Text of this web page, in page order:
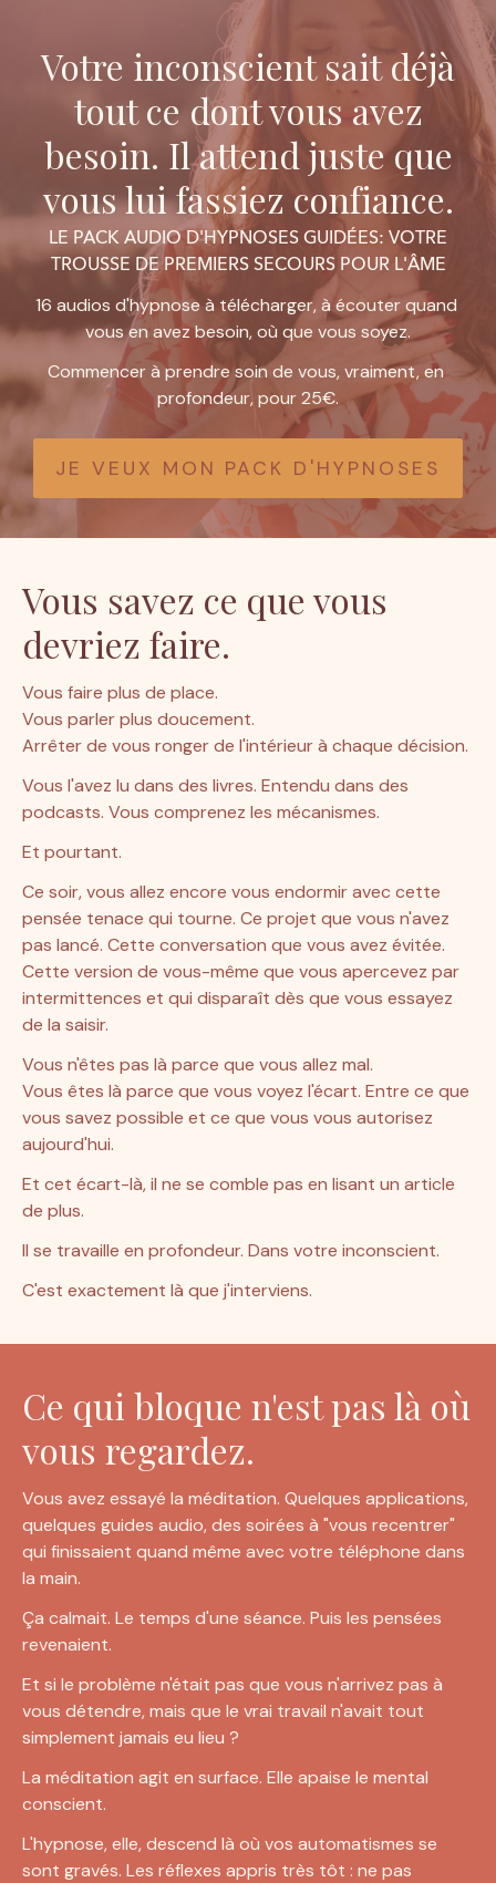
Votre inconscient sait déjà
tout ce dont vous avez
besoin. Il attend juste que
vous lui fassiez confiance.
LE PACK AUDIO D'HYPNOSES GUIDÉES: VOTRE
TROUSSE DE PREMIERS SECOURS POUR L'ÂME
16 audios d'hypnose à télécharger, à écouter quand
vous en avez besoin, où que vous soyez.
Commencer à prendre soin de vous, vraiment, en
profondeur, pour 25€.
JE VEUX MON PACK D'HYPNOSES
Vous savez ce que vous
devriez faire.
Vous faire plus de place.
Vous parler plus doucement.
Arrêter de vous ronger de l'intérieur à chaque décision.
Vous l'avez lu dans des livres. Entendu dans des
podcasts. Vous comprenez les mécanismes.
Et pourtant.
Ce soir, vous allez encore vous endormir avec cette
pensée tenace qui tourne. Ce projet que vous n'avez
pas lancé. Cette conversation que vous avez évitée.
Cette version de vous-même que vous apercevez par
intermittences et qui disparaît dès que vous essayez
de la saisir.
Vous n'êtes pas là parce que vous allez mal.
Vous êtes là parce que vous voyez l'écart. Entre ce que
vous savez possible et ce que vous vous autorisez
aujourd'hui.
Et cet écart-là, il ne se comble pas en lisant un article
de plus.
Il se travaille en profondeur. Dans votre inconscient.
C'est exactement là que j'interviens.
Ce qui bloque n'est pas là où
vous regardez.
Vous avez essayé la méditation. Quelques applications,
quelques guides audio, des soirées à "vous recentrer"
qui finissaient quand même avec votre téléphone dans
la main.
Ça calmait. Le temps d'une séance. Puis les pensées
revenaient.
Et si le problème n'était pas que vous n'arrivez pas à
vous détendre, mais que le vrai travail n'avait tout
simplement jamais eu lieu ?
La méditation agit en surface. Elle apaise le mental
conscient.
L'hypnose, elle, descend là où vos automatismes se
sont gravés. Les réflexes appris très tôt : ne pas